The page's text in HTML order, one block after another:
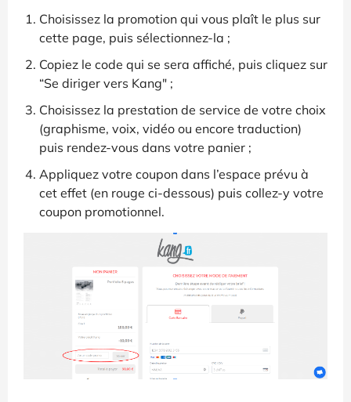
Choisissez la promotion qui vous plaît le plus sur
cette page, puis sélectionnez-la ;
Copiez le code qui se sera affiché, puis cliquez sur
“Se diriger vers Kang" ;
Choisissez la prestation de service de votre choix
(graphisme, voix, vidéo ou encore traduction)
puis rendez-vous dans votre panier ;
Appliquez votre coupon dans l’espace prévu à
cet effet (en rouge ci-dessous) puis collez-y votre
coupon promotionnel.